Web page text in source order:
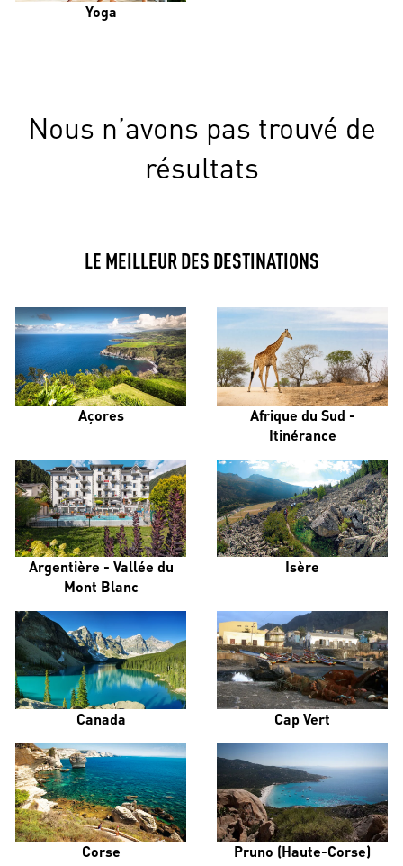
Yoga
Nous n’avons pas trouvé de
résultats
LE MEILLEUR DES DESTINATIONS
Açores
Afrique du Sud -
Itinérance
Argentière - Vallée du
Mont Blanc
Isère
Canada Cap Vert
Corse Pruno (Haute-Corse)